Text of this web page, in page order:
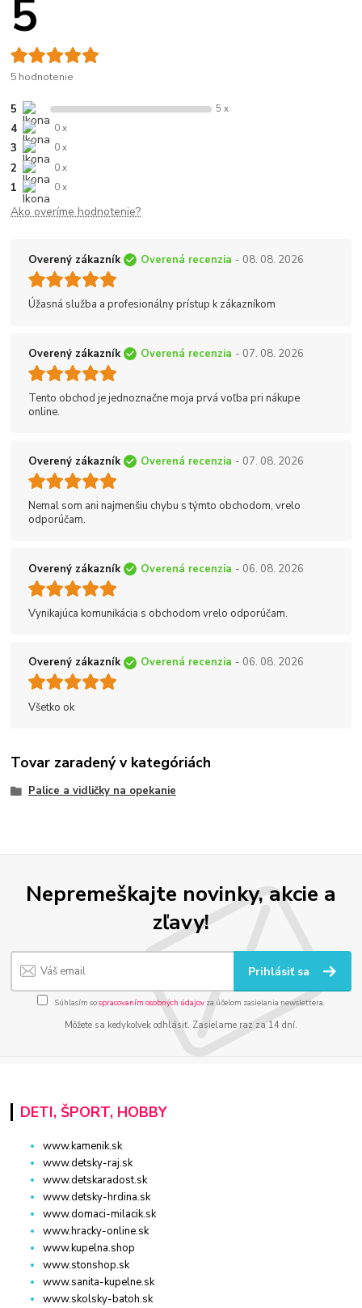
5
5 hodnotenie
5 5 x
4 0 x
3 0 x
2 0 x
1 0 x
Ako overíme hodnotenie?
Overený zákazník Overená recenzia - 08. 08. 2026
Úžasná služba a profesionálny prístup k zákazníkom
Overený zákazník Overená recenzia - 07. 08. 2026
Tento obchod je jednoznačne moja prvá voľba pri nákupe
online.
Overený zákazník Overená recenzia - 07. 08. 2026
Nemal som ani najmenšiu chybu s týmto obchodom, vrelo
odporúčam.
Overený zákazník Overená recenzia - 06. 08. 2026
Vynikajúca komunikácia s obchodom vrelo odporúčam.
Overený zákazník Overená recenzia - 06. 08. 2026
Všetko ok
Tovar zaradený v kategóriách
Palice a vidličky na opekanie
Nepremeškajte novinky, akcie a
zľavy!
Prihlásiť sa
Súhlasím sospracovaním osobných údajov za účelom zasielania newslettera.
Môžete sa kedykoľvek odhlásiť. Zasielame raz za 14 dní.
DETI, ŠPORT, HOBBY
www.kamenik.sk
www.detsky-raj.sk
www.detskaradost.sk
www.detsky-hrdina.sk
www.domaci-milacik.sk
www.hracky-online.sk
www.kupelna.shop
www.stonshop.sk
www.sanita-kupelne.sk
www.skolsky-batoh.sk